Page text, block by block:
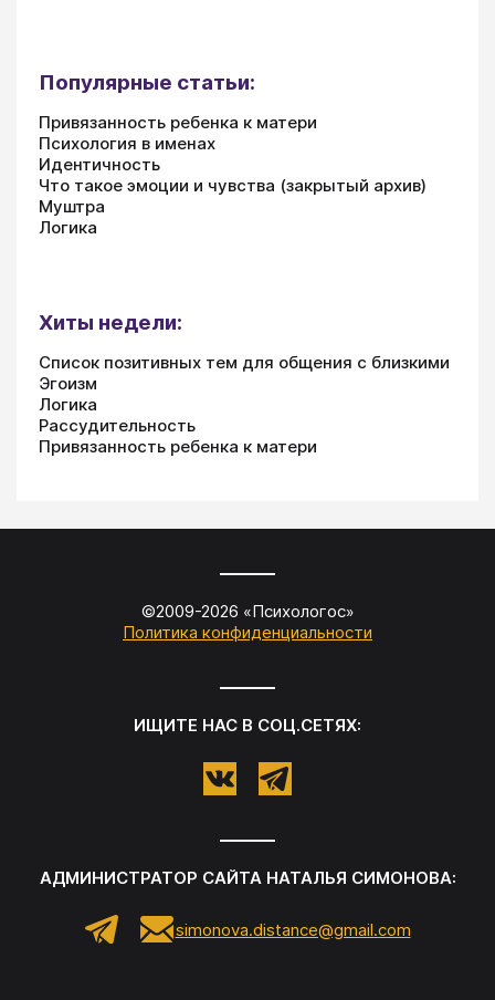
Популярные статьи:
Привязанность ребенка к матери
Психология в именах
Идентичность
Что такое эмоции и чувства (закрытый архив)
Муштра
Логика
Хиты недели:
Список позитивных тем для общения с близкими
Эгоизм
Логика
Рассудительность
Привязанность ребенка к матери
©2009-2026 «Психологос»
Политика конфиденциальности
ИЩИТЕ НАС В СОЦ.СЕТЯХ:
АДМИНИСТРАТОР САЙТА НАТАЛЬЯ СИМОНОВА:
simonova.distance@gmail.com